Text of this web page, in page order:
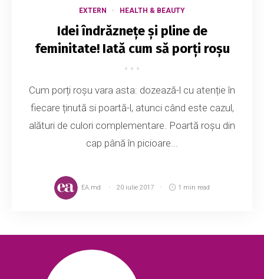
EXTERN HEALTH & BEAUTY
Idei îndrăznețe și pline de
feminitate! Iată cum să porți roșu
Cum porți roșu vara asta: dozează-l cu atenție în
fiecare ținută si poartă-l, atunci când este cazul,
alături de culori complementare. Poartă roșu din
cap până în picioare...
EA.md 20 iulie 2017 1 min read